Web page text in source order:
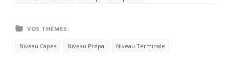
VOS THÈMES:
Niveau Capes Niveau Prépa Niveau Terminale